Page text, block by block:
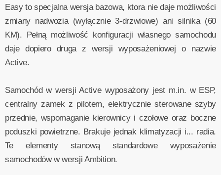
Easy to specjalna wersja bazowa, ktora nie daje możliwości
zmiany nadwozia (wyłącznie 3-drzwiowe) ani silnika (60
KM). Pełną możliwość konfiguracji własnego samochodu
daje dopiero druga z wersji wyposażeniowej o nazwie
Active.
Samochód w wersji Active wyposażony jest m.in. w ESP,
centralny zamek z pilotem, elektrycznie sterowane szyby
przednie, wspomaganie kierownicy i czołowe oraz boczne
poduszki powietrzne. Brakuje jednak klimatyzacji i... radia.
Te elementy stanową standardowe wyposażenie
samochodów w wersji Ambition.